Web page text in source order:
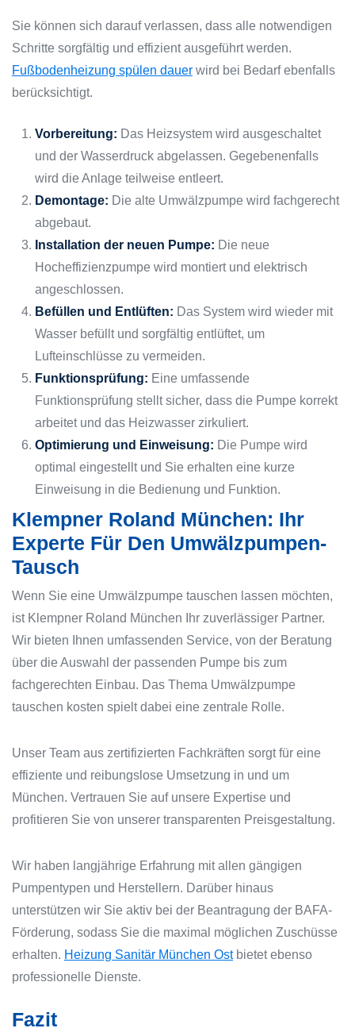
Sie können sich darauf verlassen, dass alle notwendigen
Schritte sorgfältig und effizient ausgeführt werden.
Fußbodenheizung spülen dauer wird bei Bedarf ebenfalls
berücksichtigt.
Vorbereitung: Das Heizsystem wird ausgeschaltet
und der Wasserdruck abgelassen. Gegebenenfalls
wird die Anlage teilweise entleert.
Demontage: Die alte Umwälzpumpe wird fachgerecht
abgebaut.
Installation der neuen Pumpe: Die neue
Hocheffizienzpumpe wird montiert und elektrisch
angeschlossen.
Befüllen und Entlüften: Das System wird wieder mit
Wasser befüllt und sorgfältig entlüftet, um
Lufteinschlüsse zu vermeiden.
Funktionsprüfung: Eine umfassende
Funktionsprüfung stellt sicher, dass die Pumpe korrekt
arbeitet und das Heizwasser zirkuliert.
Optimierung und Einweisung: Die Pumpe wird
optimal eingestellt und Sie erhalten eine kurze
Einweisung in die Bedienung und Funktion.
Klempner Roland München: Ihr
Experte Für Den Umwälzpumpen-
Tausch
Wenn Sie eine Umwälzpumpe tauschen lassen möchten,
ist Klempner Roland München Ihr zuverlässiger Partner.
Wir bieten Ihnen umfassenden Service, von der Beratung
über die Auswahl der passenden Pumpe bis zum
fachgerechten Einbau. Das Thema Umwälzpumpe
tauschen kosten spielt dabei eine zentrale Rolle.
Unser Team aus zertifizierten Fachkräften sorgt für eine
effiziente und reibungslose Umsetzung in und um
München. Vertrauen Sie auf unsere Expertise und
profitieren Sie von unserer transparenten Preisgestaltung.
Wir haben langjährige Erfahrung mit allen gängigen
Pumpentypen und Herstellern. Darüber hinaus
unterstützen wir Sie aktiv bei der Beantragung der BAFA-
Förderung, sodass Sie die maximal möglichen Zuschüsse
erhalten. Heizung Sanitär München Ostbietet ebenso
professionelle Dienste.
Fazit